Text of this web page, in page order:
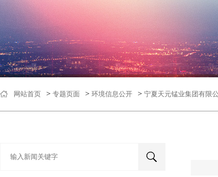
网站首页 > 专题页面 > 环境信息公开 > 宁夏天元锰业集团有限